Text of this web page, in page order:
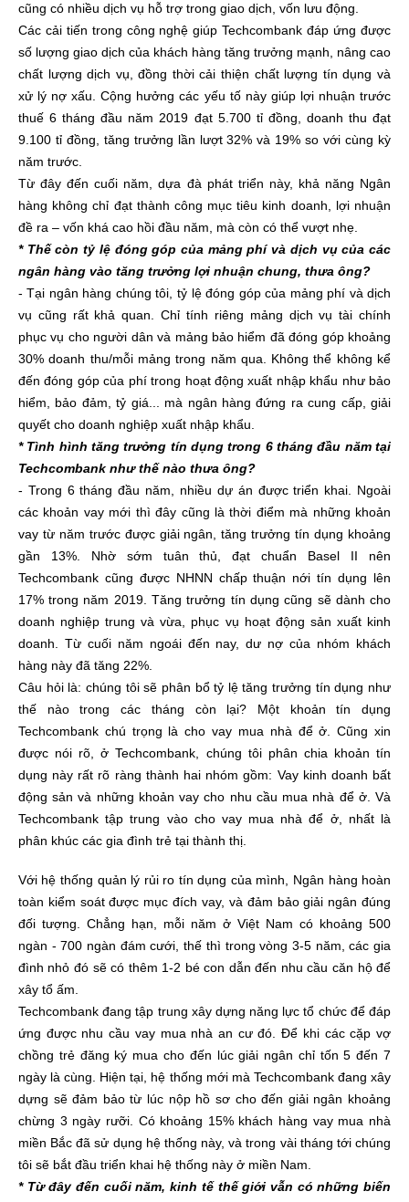
cũng có nhiều dịch vụ hỗ trợ trong giao dịch, vốn lưu động.
Các cải tiến trong công nghệ giúp Techcombank đáp ứng được
số lượng giao dịch của khách hàng tăng trưởng mạnh, nâng cao
chất lượng dịch vụ, đồng thời cải thiện chất lượng tín dụng và
xử lý nợ xấu. Cộng hưởng các yếu tố này giúp lợi nhuận trước
thuế 6 tháng đầu năm 2019 đạt 5.700 tỉ đồng, doanh thu đạt
9.100 tỉ đồng, tăng trưởng lần lượt 32% và 19% so với cùng kỳ
năm trước.
Từ đây đến cuối năm, dựa đà phát triển này, khả năng Ngân
hàng không chỉ đạt thành công mục tiêu kinh doanh, lợi nhuận
đề ra – vốn khá cao hồi đầu năm, mà còn có thể vượt nhẹ.
* Thế còn tỷ lệ đóng góp của mảng phí và dịch vụ của các
ngân hàng vào tăng trưởng lợi nhuận chung, thưa ông?
- Tại ngân hàng chúng tôi, tỷ lệ đóng góp của mảng phí và dịch
vụ cũng rất khả quan. Chỉ tính riêng mảng dịch vụ tài chính
phục vụ cho người dân và mảng bảo hiểm đã đóng góp khoảng
30% doanh thu/mỗi mảng trong năm qua. Không thể không kể
đến đóng góp của phí trong hoạt động xuất nhập khẩu như bảo
hiểm, bảo đảm, tỷ giá... mà ngân hàng đứng ra cung cấp, giải
quyết cho doanh nghiệp xuất nhập khẩu.
* Tình hình tăng trưởng tín dụng trong 6 tháng đầu năm tại
Techcombank như thế nào thưa ông?
- Trong 6 tháng đầu năm, nhiều dự án được triển khai. Ngoài
các khoản vay mới thì đây cũng là thời điểm mà những khoản
vay từ năm trước được giải ngân, tăng trưởng tín dụng khoảng
gần 13%. Nhờ sớm tuân thủ, đạt chuẩn Basel II nên
Techcombank cũng được NHNN chấp thuận nới tín dụng lên
17% trong năm 2019. Tăng trưởng tín dụng cũng sẽ dành cho
doanh nghiệp trung và vừa, phục vụ hoạt động sản xuất kinh
doanh. Từ cuối năm ngoái đến nay, dư nợ của nhóm khách
hàng này đã tăng 22%.
Câu hỏi là: chúng tôi sẽ phân bổ tỷ lệ tăng trưởng tín dụng như
thế nào trong các tháng còn lại? Một khoản tín dụng
Techcombank chú trọng là cho vay mua nhà để ở. Cũng xin
được nói rõ, ở Techcombank, chúng tôi phân chia khoản tín
dụng này rất rõ ràng thành hai nhóm gồm: Vay kinh doanh bất
động sản và những khoản vay cho nhu cầu mua nhà để ở. Và
Techcombank tập trung vào cho vay mua nhà để ở, nhất là
phân khúc các gia đình trẻ tại thành thị.
Với hệ thống quản lý rủi ro tín dụng của mình, Ngân hàng hoàn
toàn kiểm soát được mục đích vay, và đảm bảo giải ngân đúng
đối tượng. Chẳng hạn, mỗi năm ở Việt Nam có khoảng 500
ngàn - 700 ngàn đám cưới, thế thì trong vòng 3-5 năm, các gia
đình nhỏ đó sẽ có thêm 1-2 bé con dẫn đến nhu cầu căn hộ để
xây tổ ấm.
Techcombank đang tập trung xây dựng năng lực tổ chức để đáp
ứng được nhu cầu vay mua nhà an cư đó. Để khi các cặp vợ
chồng trẻ đăng ký mua cho đến lúc giải ngân chỉ tốn 5 đến 7
ngày là cùng. Hiện tại, hệ thống mới mà Techcombank đang xây
dựng sẽ đảm bảo từ lúc nộp hồ sơ cho đến giải ngân khoảng
chừng 3 ngày rưỡi. Có khoảng 15% khách hàng vay mua nhà
miền Bắc đã sử dụng hệ thống này, và trong vài tháng tới chúng
tôi sẽ bắt đầu triển khai hệ thống này ở miền Nam.
* Từ đây đến cuối năm, kinh tế thế giới vẫn có những biến